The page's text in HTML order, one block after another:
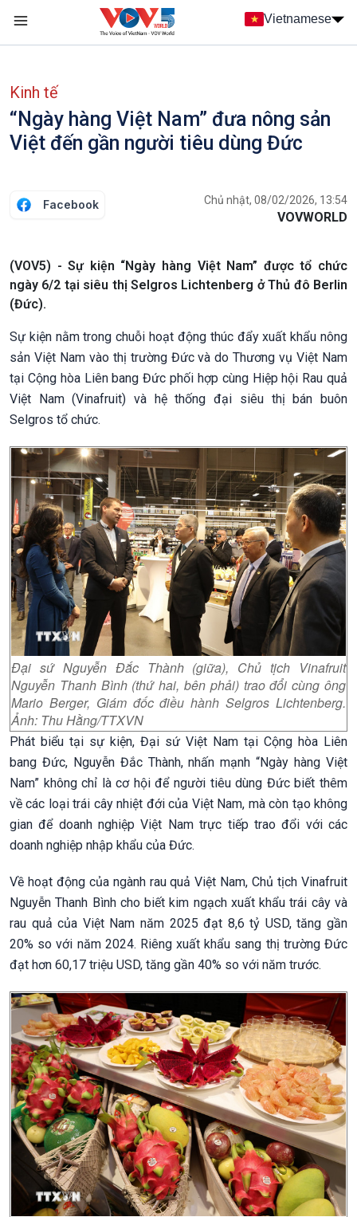
Nhảy đến nội dung
Vietnamese
Kinh tế
“Ngày hàng Việt Nam” đưa nông sản
Việt đến gần người tiêu dùng Đức
Facebook Chủ nhật, 08/02/2026, 13:54
VOVWORLD
(VOV5) - Sự kiện “Ngày hàng Việt Nam” được tổ chức
ngày 6/2 tại siêu thị Selgros Lichtenberg ở Thủ đô Berlin
(Đức).
Sự kiện nằm trong chuỗi hoạt động thúc đẩy xuất khẩu nông
sản Việt Nam vào thị trường Đức và do Thương vụ Việt Nam
tại Cộng hòa Liên bang Đức phối hợp cùng Hiệp hội Rau quả
Việt Nam (Vinafruit) và hệ thống đại siêu thị bán buôn
Selgros tổ chức.
Đại sứ Nguyễn Đắc Thành (giữa), Chủ tịch Vinafruit
Nguyễn Thanh Bình (thứ hai, bên phải) trao đổi cùng ông
Mario Berger, Giám đốc điều hành Selgros Lichtenberg.
Ảnh: Thu Hằng/TTXVN
Phát biểu tại sự kiện, Đại sứ Việt Nam tại Cộng hòa Liên
bang Đức, Nguyễn Đắc Thành, nhấn mạnh “Ngày hàng Việt
Nam” không chỉ là cơ hội để người tiêu dùng Đức biết thêm
về các loại trái cây nhiệt đới của Việt Nam, mà còn tạo không
gian để doanh nghiệp Việt Nam trực tiếp trao đổi với các
doanh nghiệp nhập khẩu của Đức.
Về hoạt động của ngành rau quả Việt Nam, Chủ tịch Vinafruit
Nguyễn Thanh Bình cho biết kim ngạch xuất khẩu trái cây và
rau quả của Việt Nam năm 2025 đạt 8,6 tỷ USD, tăng gần
20% so với năm 2024. Riêng xuất khẩu sang thị trường Đức
đạt hơn 60,17 triệu USD, tăng gần 40% so với năm trước.